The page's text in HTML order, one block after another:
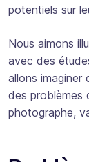
potentiels sur
Nous aimons
avec des
allons imaginer
des problèmes
photographe,